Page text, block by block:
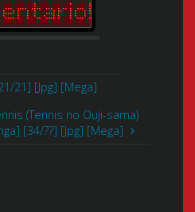
21] [Jpg] [Mega]
(Tennis no Ouji-sama)
[34/??] [Jpg] [Mega]